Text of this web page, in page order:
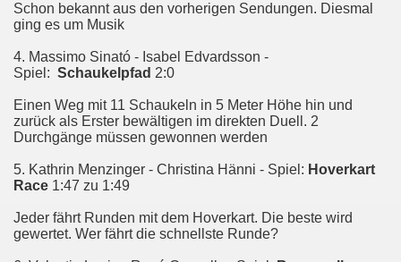
Schon bekannt aus den vorherigen Sendungen. Diesmal
ging es um Musik
4. Massimo Sinató - Isabel Edvardsson -
Spiel: Schaukelpfad 2:0
Einen Weg mit 11 Schaukeln in 5 Meter Höhe hin und
zurück als Erster bewältigen im direkten Duell. 2
Durchgänge müssen gewonnen werden
5. Kathrin Menzinger - Christina Hänni - Spiel: Hoverkart
Race 1:47 zu 1:49
Jeder fährt Runden mit dem Hoverkart. Die beste wird
gewertet. Wer fährt die schnellste Runde?